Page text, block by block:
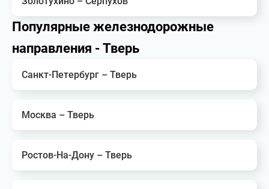
Популярные железнодорожные
направления - Тверь
Санкт-Петербург – Тверь
Москва – Тверь
Ростов-На-Дону – Тверь